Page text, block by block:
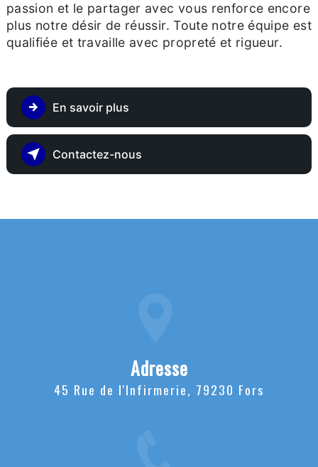
passion et le partager avec vous renforce encore
plus notre désir de réussir. Toute notre équipe est
qualifiée et travaille avec propreté et rigueur.
En savoir plus
Contactez-nous
Adresse
45 Rue de l'Infirmerie, 79230 Fors